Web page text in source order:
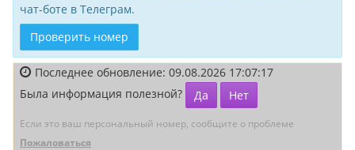
чат-боте в Телеграм.
Проверить номер
Последнее обновление: 09.08.2026 17:07:17
Была информация полезной?
Да Нет
Если это ваш персональный номер, сообщите о проблеме
Пожаловаться